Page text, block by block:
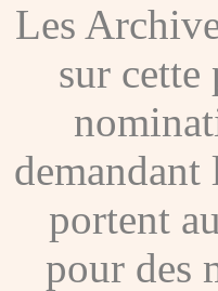
Les
sur cette
demandant
portent
pour des